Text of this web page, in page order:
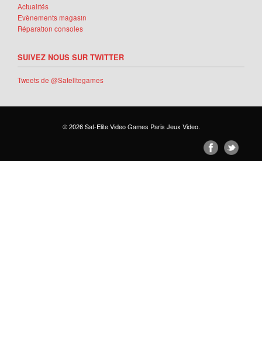
Actualités
Evènements magasin
Réparation consoles
SUIVEZ NOUS SUR TWITTER
Tweets de @Satelitegames
© 2026Sat-Elite Video Games Paris Jeux Video.